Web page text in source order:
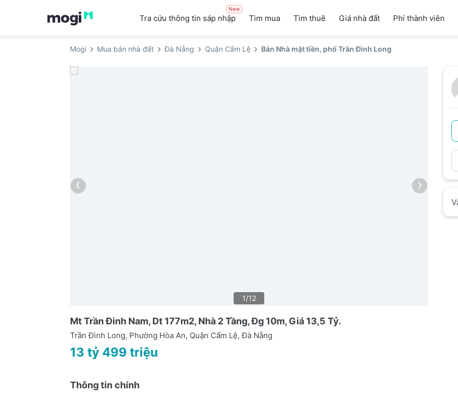
Tra cứu thông tin sáp nhập
New
Tìm mua Tìm thuê Giá nhà đất Phí thành viên
Mogi Mua bán nhà đất Đà Nẵng Quận Cẩm Lệ Bán Nhà mặt tiền, phố Trần Đình Long
‹ ›
1/12
Mt Trần Đinh Nam, Dt 177m2, Nhà 2 Tầng, Đg 10m, Giá 13,5 Tỷ.
Trần Đình Long, Phường Hòa An, Quận Cẩm Lệ, Đà Nẵng
13 tỷ 499 triệu
Thông tin chính